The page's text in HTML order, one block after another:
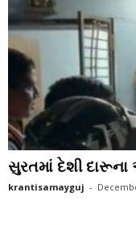
સુરતમાં દેશી દારૂના
krantisamayguj -